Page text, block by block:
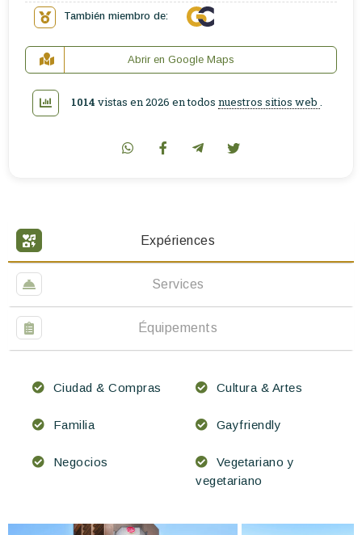
Expériences
Services
Équipements
Ciudad & Compras Cultura & Artes
Familia Gayfriendly
Negocios
Vegetariano y
vegetariano
También miembro de:
Abrir en Google Maps
1014 vistas en 2026 en todos nuestros sitios web .